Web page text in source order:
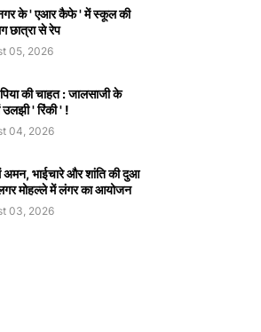
के ' एआर कैफे ' में स्कूल की
छात्रा से रेप
05, 2026
की चाहत : जालसाजी के
' रिंकी ' !
04, 2026
भाईचारे और शांति की दुआ
मोहल्ले में लंगर का आयोजन
03, 2026